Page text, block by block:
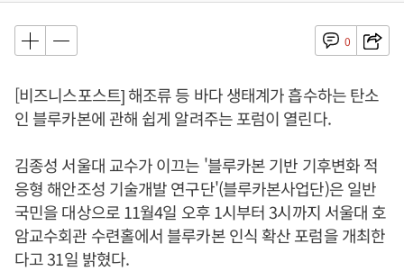
0
[비즈니스포스트] 해조류 등 바다 생태계가 흡수하는 탄소
인 블루카본에 관해 쉽게 알려주는 포럼이 열린다.
김종성 서울대 교수가 이끄는 '블루카본 기반 기후변화 적
응형 해안조성 기술개발 연구단'(블루카본사업단)은 일반
국민을 대상으로 11월4일 오후 1시부터 3시까지 서울대 호
암교수회관 수련홀에서 블루카본 인식 확산 포럼을 개최한
다고 31일 밝혔다.